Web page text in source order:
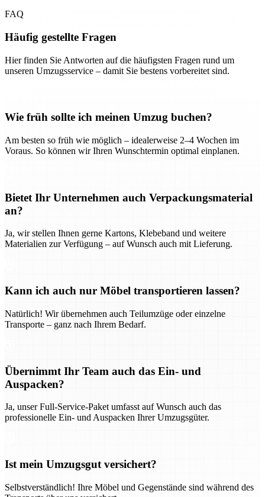
FAQ
Häufig gestellte Fragen
Hier finden Sie Antworten auf die häufigsten Fragen rund um
unseren Umzugsservice – damit Sie bestens vorbereitet sind.
Wie früh sollte ich meinen Umzug buchen?
Am besten so früh wie möglich – idealerweise 2–4 Wochen im
Voraus. So können wir Ihren Wunschtermin optimal einplanen.
Bietet Ihr Unternehmen auch Verpackungsmaterial
an?
Ja, wir stellen Ihnen gerne Kartons, Klebeband und weitere
Materialien zur Verfügung – auf Wunsch auch mit Lieferung.
Kann ich auch nur Möbel transportieren lassen?
Natürlich! Wir übernehmen auch Teilumzüge oder einzelne
Transporte – ganz nach Ihrem Bedarf.
Übernimmt Ihr Team auch das Ein- und
Auspacken?
Ja, unser Full-Service-Paket umfasst auf Wunsch auch das
professionelle Ein- und Auspacken Ihrer Umzugsgüter.
Ist mein Umzugsgut versichert?
Selbstverständlich! Ihre Möbel und Gegenstände sind während des